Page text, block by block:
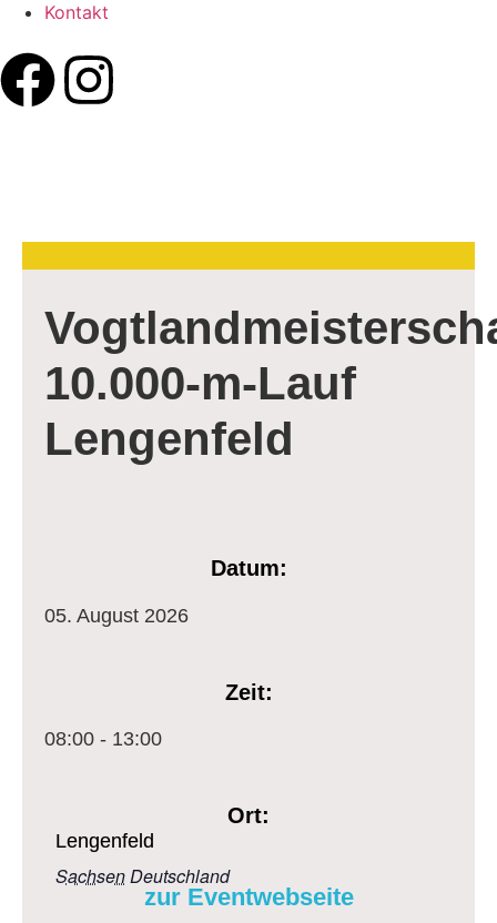
Kontakt
10.000-m-Lauf
Lengenfeld
Datum:
05. August 2026
Zeit:
08:00 - 13:00
Ort:
Lengenfeld
SachsenDeutschland
zur Eventwebseite